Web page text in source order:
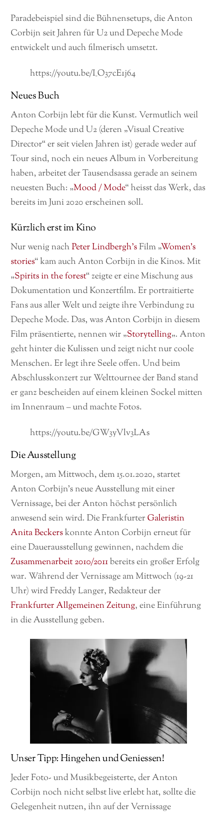
Paradebeispiel sind die Bühnensetups, die Anton
Corbijn seit Jahren für U2 und Depeche Mode
entwickelt und auch filmerisch umsetzt.
https://youtu.be/I_O37cE1j64
Neues Buch
Anton Corbijn lebt für die Kunst. Vermutlich weil
Depeche Mode und U2 (deren „Visual Creative
Director“ er seit vielen Jahren ist) gerade weder auf
Tour sind, noch ein neues Album in Vorbereitung
haben, arbeitet der Tausendsassa gerade an seinem
neuesten Buch: „Mood / Mode“ heisst das Werk, das
bereits im Juni 2020 erscheinen soll.
Kürzlich erst im Kino
Nur wenig nachPeter Lindbergh’sFilm „Women’s
stories“ kam auch Anton Corbijn in die Kinos. Mit
„Spirits in the forest“ zeigte er eine Mischung aus
Dokumentation und Konzertfilm. Er portraitierte
Fans aus aller Welt und zeigte ihre Verbindung zu
Depeche Mode. Das, was Anton Corbijn in diesem
Film präsentierte, nennen wir „Storytelling„. Anton
geht hinter die Kulissen und zeigt nicht nur coole
Menschen. Er legt ihre Seele offen. Und beim
Abschlusskonzert zur Welttournee der Band stand
er ganz bescheiden auf einem kleinen Sockel mitten
im Innenraum – und machte Fotos.
https://youtu.be/GW3yVlv3LAs
Die Ausstellung
Morgen, am Mittwoch, dem 15.01.2020, startet
Anton Corbijn’s neue Ausstellung mit einer
Vernissage, bei der Anton höchst persönlich
anwesend sein wird. Die FrankfurterGaleristin
Anita Beckerskonnte Anton Corbijn erneut für
eine Dauerausstellung gewinnen, nachdem die
Zusammenarbeit 2010/2011bereits ein großer Erfolg
war. Während der Vernissage am Mittwoch (19-21
Uhr) wird Freddy Langer, Redakteur der
Frankfurter Allgemeinen Zeitung, eine Einführung
in die Ausstellung geben.
Unser Tipp: Hingehen und Geniessen!
Jeder Foto- und Musikbegeisterte, der Anton
Corbijn noch nicht selbst live erlebt hat, sollte die
Gelegenheit nutzen, ihn auf der Vernissage